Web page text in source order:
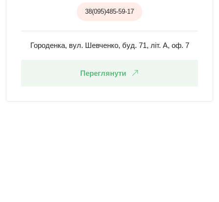
38(095)485-59-17
Городенка, вул. Шевченко, буд. 71, літ. А, оф. 7
Переглянути